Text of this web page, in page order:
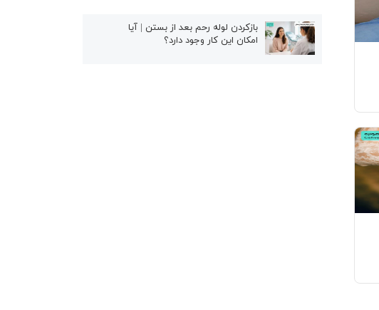
بازکردن لوله رحم بعد از بستن | آیا
امکان این کار وجود دارد؟